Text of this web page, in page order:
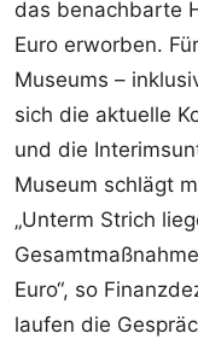
das benachbarte
Euro erworben.
Museums –
sich die aktuelle
und die
Museum schlägt
„Unterm Strich
Euro“, so
laufen die